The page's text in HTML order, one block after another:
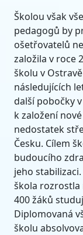
Školou však
pedagogů by
ošetřovatelů
založila v roce
školu v
následujících
další pobočky
k založení
nedostatek
Česku. Cílem
budoucího
jeho
škola rozrostla
400 žáků
Diplomovaná
školu